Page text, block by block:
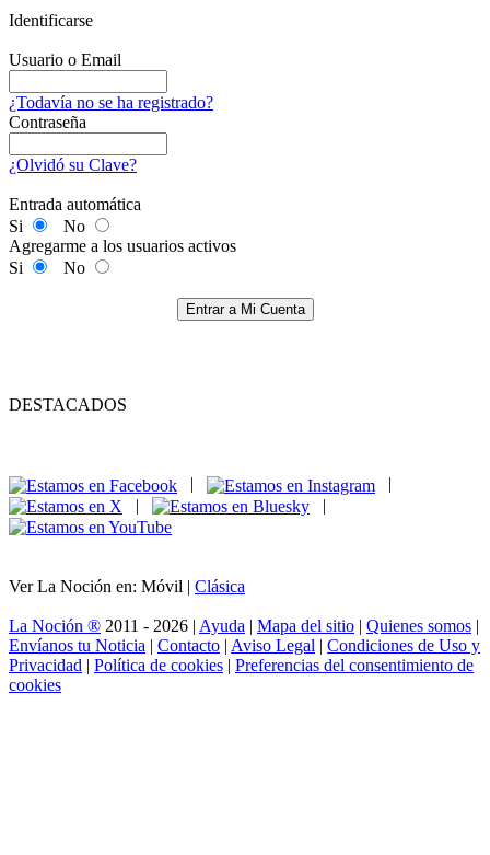
Identificarse
Usuario o Email
¿Todavía no se ha registrado?
Contraseña
¿Olvidó su Clave?
Entrada automática
Si
No
Agregarme a los usuarios activos
Si
No
Entrar a Mi Cuenta
DESTACADOS
|
|
Ver La Noción en: Móvil | Clásica
La Noción ® 2011 - 2026 | Ayuda | Mapa del sitio | Quienes somos |
Envíanos tu Noticia | Contacto | Aviso Legal | Condiciones de Uso y
Privacidad | Política de cookies | Preferencias del consentimiento de
cookies